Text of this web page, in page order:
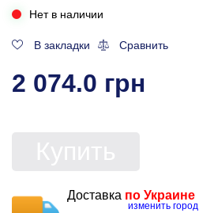
Нет в наличии
В закладки Сравнить
2 074.0 грн
Доставка по Украине
изменить город